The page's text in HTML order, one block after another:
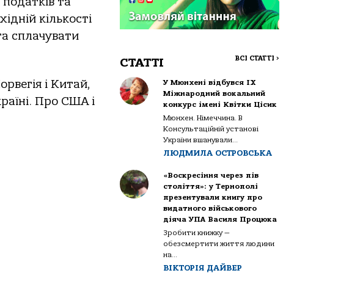
кількості
сплачувати
і Китай,
Про США і
СТАТТІ ВСІ СТАТТІ >
У Мюнхені відбувся IX
Міжнародний вокальний
конкурс імені Квітки Цісик
Мюнхен. Німеччина. В
Консультаційній установі
України вшанували...
ЛЮДМИЛА ОСТРОВСЬКА
«Воскресіння через пів
століття»: у Тернополі
презентували книгу про
видатного військового
діяча УПА Василя Процюка
Зробити книжку —
обезсмертити життя людини
на...
ВІКТОРІЯ ДАЙВЕР